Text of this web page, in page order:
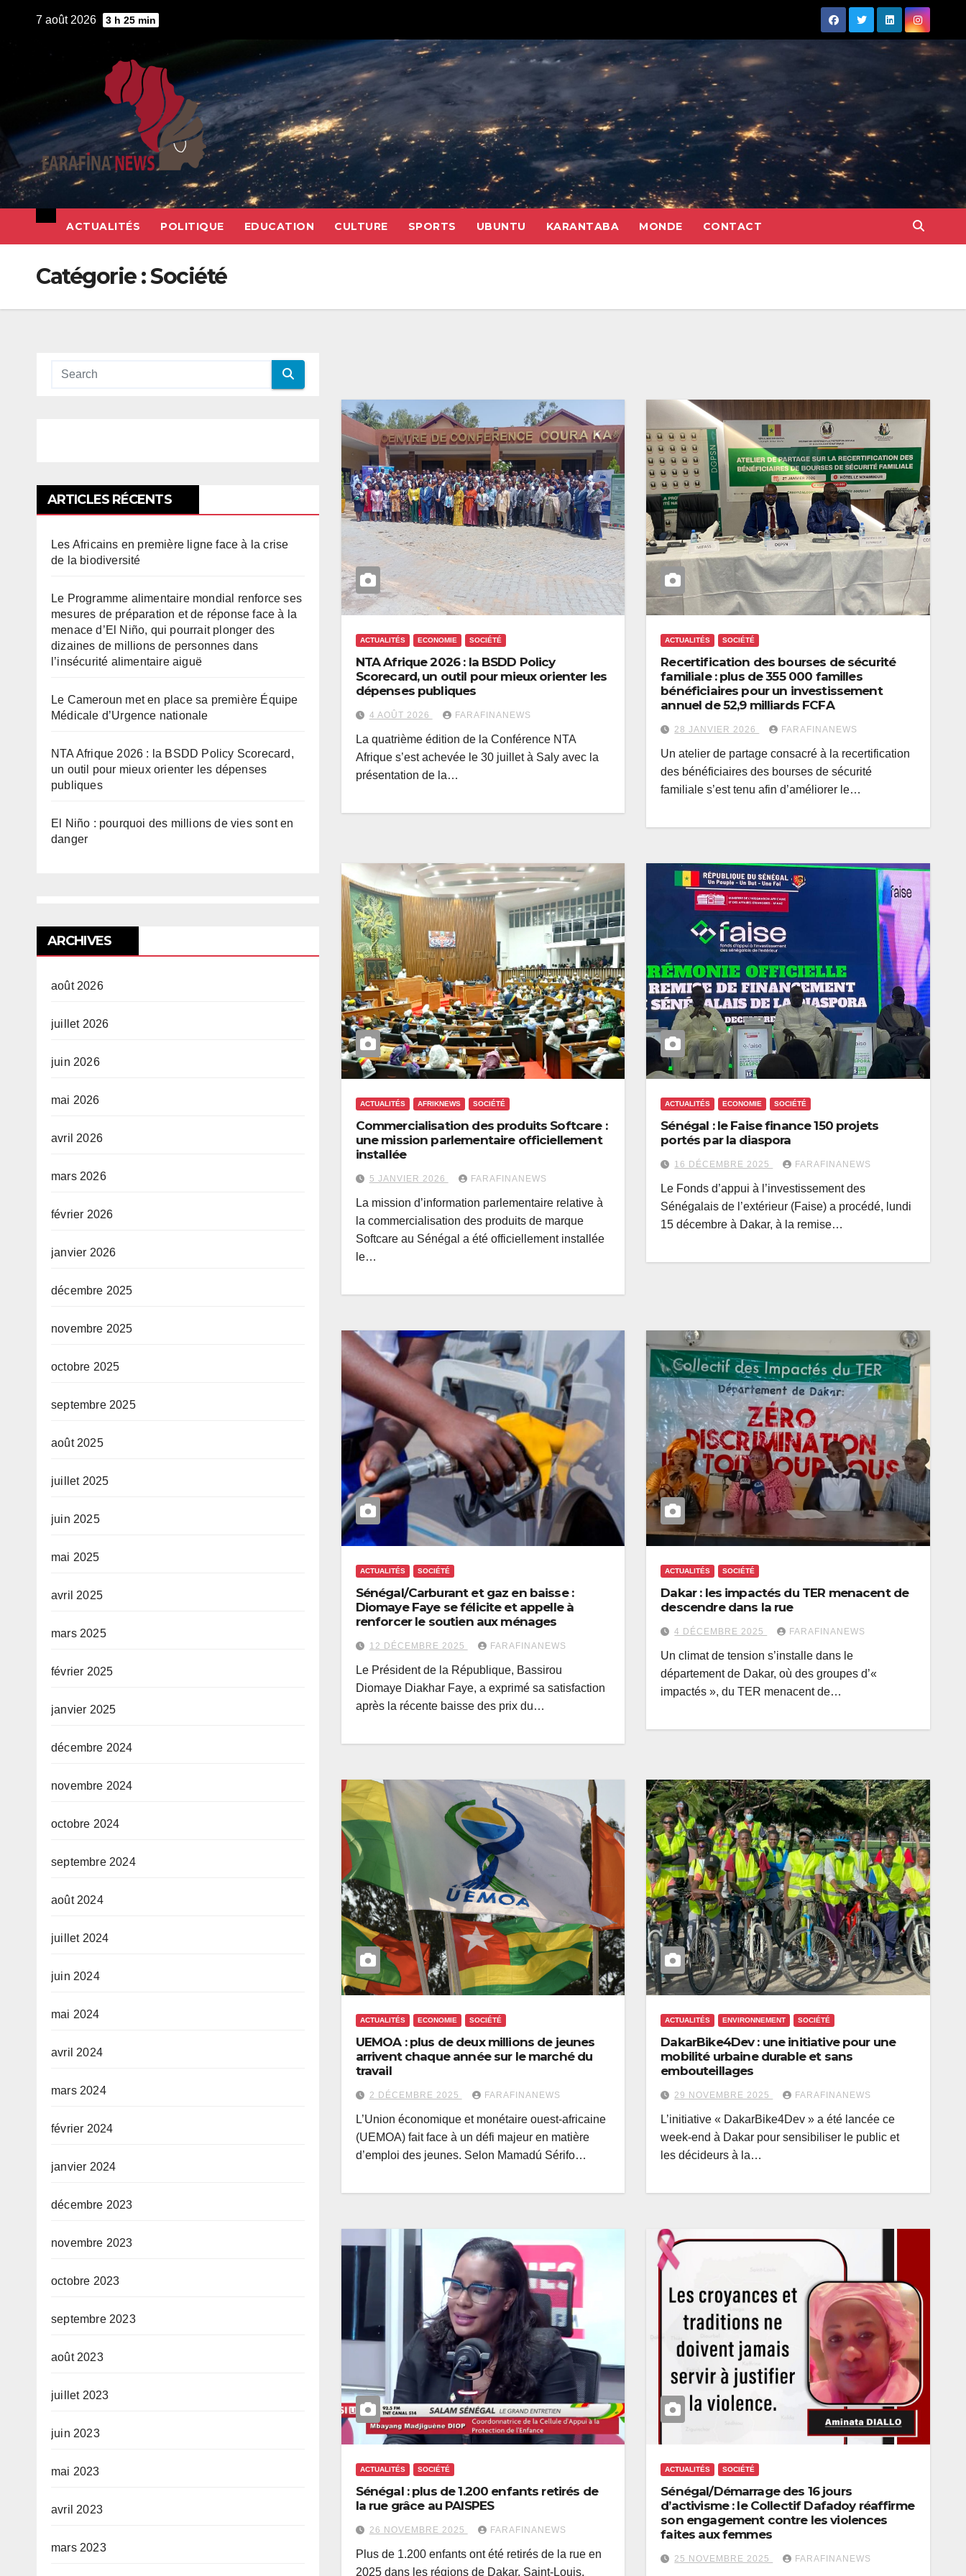
7 août 2026 3 h 25 min
ACTUALITÉS POLITIQUE EDUCATION CULTURE SPORTS UBUNTU KARANTABA MONDE CONTACT
Catégorie :Société
ARTICLES RÉCENTS
Les Africains en première ligne face à la crise
de la biodiversité
Le Programme alimentaire mondial renforce ses
mesures de préparation et de réponse face à la
menace d’El Niño, qui pourrait plonger des
dizaines de millions de personnes dans
l’insécurité alimentaire aiguë
Le Cameroun met en place sa première Équipe
Médicale d’Urgence nationale
NTA Afrique 2026 : la BSDD Policy Scorecard,
un outil pour mieux orienter les dépenses
publiques
El Niño : pourquoi des millions de vies sont en
danger
ARCHIVES
août 2026
juillet 2026
juin 2026
mai 2026
avril 2026
mars 2026
février 2026
janvier 2026
décembre 2025
novembre 2025
octobre 2025
septembre 2025
août 2025
juillet 2025
juin 2025
mai 2025
avril 2025
mars 2025
février 2025
janvier 2025
décembre 2024
novembre 2024
octobre 2024
septembre 2024
août 2024
juillet 2024
juin 2024
mai 2024
avril 2024
mars 2024
février 2024
janvier 2024
décembre 2023
novembre 2023
octobre 2023
septembre 2023
août 2023
juillet 2023
juin 2023
mai 2023
avril 2023
mars 2023
ACTUALITÉS ECONOMIE SOCIÉTÉ
NTA Afrique 2026 : la BSDD Policy
Scorecard, un outil pour mieux orienter les
dépenses publiques
4 AOÛT 2026 FARAFINANEWS
La quatrième édition de la Conférence NTA
Afrique s’est achevée le 30 juillet à Saly avec la
présentation de la…
ACTUALITÉS SOCIÉTÉ
Recertification des bourses de sécurité
familiale : plus de 355 000 familles
bénéficiaires pour un investissement
annuel de 52,9 milliards FCFA
28 JANVIER 2026 FARAFINANEWS
Un atelier de partage consacré à la recertification
des bénéficiaires des bourses de sécurité
familiale s’est tenu afin d’améliorer le…
ACTUALITÉS AFRIKNEWS SOCIÉTÉ
Commercialisation des produits Softcare :
une mission parlementaire officiellement
installée
5 JANVIER 2026 FARAFINANEWS
La mission d’information parlementaire relative à
la commercialisation des produits de marque
Softcare au Sénégal a été officiellement installée
le…
ACTUALITÉS ECONOMIE SOCIÉTÉ
Sénégal : le Faise finance 150 projets
portés par la diaspora
16 DÉCEMBRE 2025 FARAFINANEWS
Le Fonds d’appui à l’investissement des
Sénégalais de l’extérieur (Faise) a procédé, lundi
15 décembre à Dakar, à la remise…
ACTUALITÉS SOCIÉTÉ
Sénégal/Carburant et gaz en baisse :
Diomaye Faye se félicite et appelle à
renforcer le soutien aux ménages
12 DÉCEMBRE 2025 FARAFINANEWS
Le Président de la République, Bassirou
Diomaye Diakhar Faye, a exprimé sa satisfaction
après la récente baisse des prix du…
ACTUALITÉS SOCIÉTÉ
Dakar : les impactés du TER menacent de
descendre dans la rue
4 DÉCEMBRE 2025 FARAFINANEWS
Un climat de tension s’installe dans le
département de Dakar, où des groupes d’«
impactés », du TER menacent de…
ACTUALITÉS ECONOMIE SOCIÉTÉ
UEMOA : plus de deux millions de jeunes
arrivent chaque année sur le marché du
travail
2 DÉCEMBRE 2025 FARAFINANEWS
L’Union économique et monétaire ouest-africaine
(UEMOA) fait face à un défi majeur en matière
d’emploi des jeunes. Selon Mamadú Sérifo…
ACTUALITÉS ENVIRONNEMENT SOCIÉTÉ
DakarBike4Dev : une initiative pour une
mobilité urbaine durable et sans
embouteillages
29 NOVEMBRE 2025 FARAFINANEWS
L’initiative « DakarBike4Dev » a été lancée ce
week-end à Dakar pour sensibiliser le public et
les décideurs à la…
ACTUALITÉS SOCIÉTÉ
Sénégal : plus de 1.200 enfants retirés de
la rue grâce au PAISPES
26 NOVEMBRE 2025 FARAFINANEWS
Plus de 1.200 enfants ont été retirés de la rue en
2025 dans les régions de Dakar, Saint-Louis,
ACTUALITÉS SOCIÉTÉ
Sénégal/Démarrage des 16 jours
d’activisme : le Collectif Dafadoy réaffirme
son engagement contre les violences
faites aux femmes
25 NOVEMBRE 2025 FARAFINANEWS